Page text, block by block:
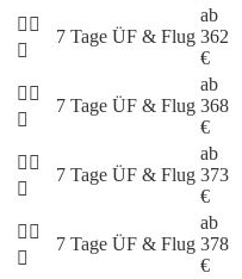
7 Tage ÜF & Flug
ab
362
€
7 Tage ÜF & Flug
ab
368
€
7 Tage ÜF & Flug
ab
373
€
7 Tage ÜF & Flug
ab
378
€